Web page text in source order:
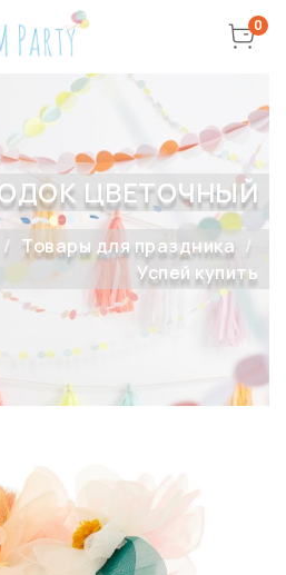
0
ЦВЕТОЧНЫЙ
Товары для праздника
Успей купить